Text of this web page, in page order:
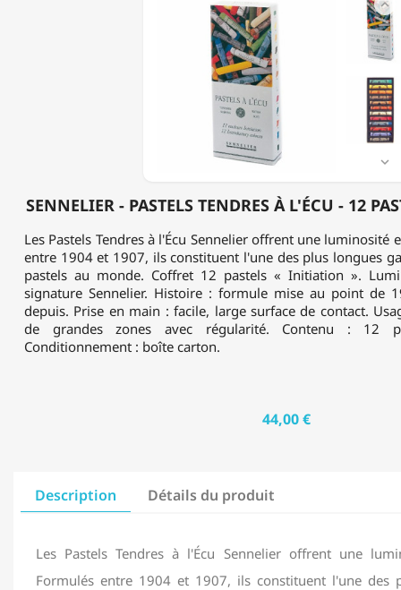
SENNELIER - PASTELS TENDRES À L'ÉCU - 12


Les Pastels Tendres à l'Écu Sennelier offrent une luminosité
entre 1904 et 1907, ils constituent l'une des plus longues
pastels au monde. Coffret 12 pastels « Initiation ».
signature Sennelier. Histoire : formule mise au point de
depuis. Prise en main : facile, large surface de contact.
de grandes zones avec régularité. Contenu : 12
Conditionnement : boîte carton.
44,00 €
Description Détails du produit
Les Pastels Tendres à l'Écu Sennelier offrent une
Formulés entre 1904 et 1907, ils constituent l'une des